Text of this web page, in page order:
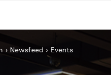
› Newsfeed › Events